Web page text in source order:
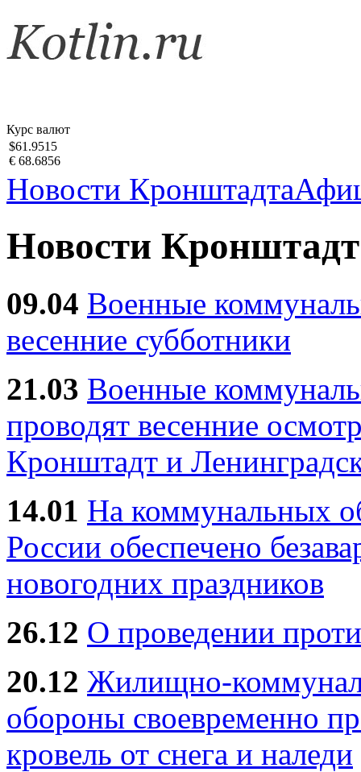
Курс валют
$61.9515
€ 68.6856
Новости Кронштадта
Новости
09.04 Военные
весенние субботники
21.03 Военные
проводят весенние
Кронштадт и
14.01 На коммунальных
России обеспечено
новогодних праздников
26.12 О проведении
20.12 Жилищно-
обороны своевременно
кровель от снега и наледи